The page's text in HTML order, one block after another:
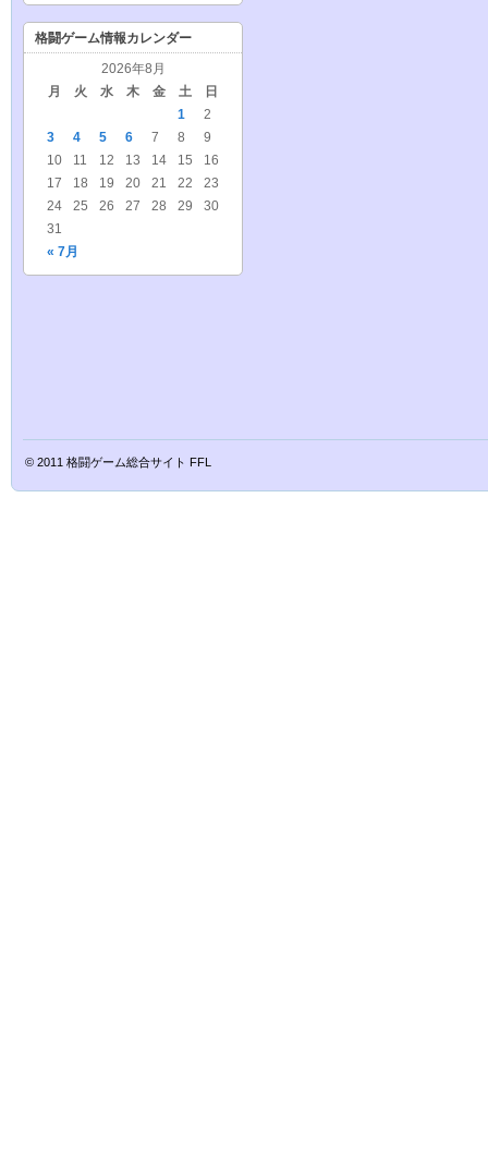
格闘ゲーム情報カレンダー
2026年8月
月
火 水 木 金 土 日
« 7月
1
2
3
4 5 6 7 8
9
10
11 12 13 14 15
16
17
18 19 20 21 22
23
24
25 26 27 28 29
30
31
© 2011 格闘ゲーム総合サイト FFL